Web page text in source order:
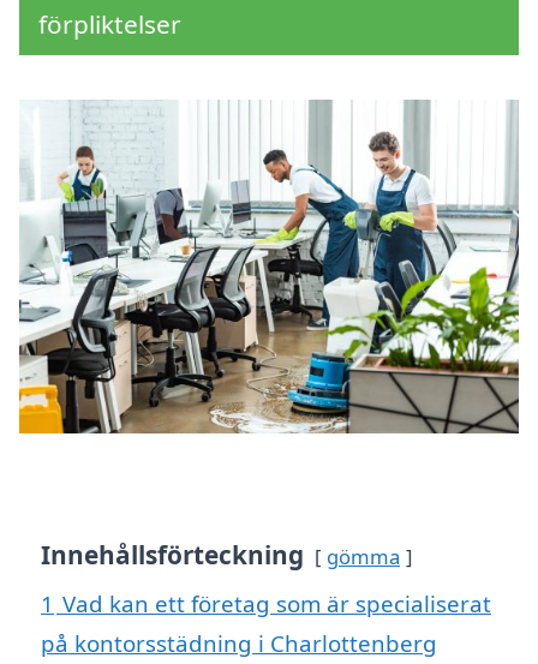
förpliktelser
Innehållsförteckning gömma
1 Vad kan ett företag som är specialiserat
på kontorsstädning i Charlottenberg